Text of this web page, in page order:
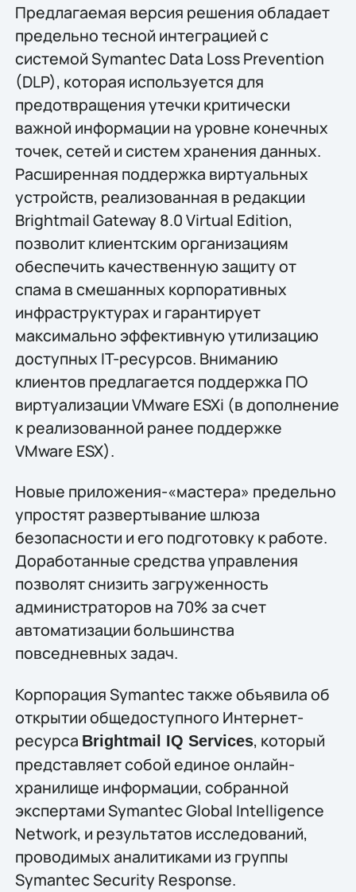
Предлагаемая версия решения обладает
предельно тесной интеграцией с
системой Symantec Data Loss Prevention
(DLP), которая используется для
предотвращения утечки критически
важной информации на уровне конечных
точек, сетей и систем хранения данных.
Расширенная поддержка виртуальных
устройств, реализованная в редакции
Brightmail Gateway 8.0 Virtual Edition,
позволит клиентским организациям
обеспечить качественную защиту от
спама в смешанных корпоративных
инфраструктурах и гарантирует
максимально эффективную утилизацию
доступных IT-ресурсов. Вниманию
клиентов предлагается поддержка ПО
виртуализации VMware ESXi (в дополнение
к реализованной ранее поддержке
VMware ESX).
Новые приложения-«мастера» предельно
упростят развертывание шлюза
безопасности и его подготовку к работе.
Доработанные средства управления
позволят снизить загруженность
администраторов на 70% за счет
автоматизации большинства
повседневных задач.
Корпорация Symantec также объявила об
открытии общедоступного Интернет-
ресурса Brightmail IQ Services, который
представляет собой единое онлайн-
хранилище информации, собранной
экспертами Symantec Global Intelligence
Network, и результатов исследований,
проводимых аналитиками из группы
Symantec Security Response.